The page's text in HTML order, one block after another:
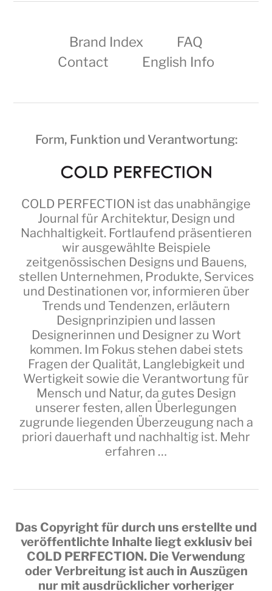
Brand Index
FAQ
Contact
English Info
Form, Funktion und Verantwortung:
COLD PERFECTION ist das unabhängige
Journal für Architektur, Design und
Nachhaltigkeit. Fortlaufend präsentieren
wir ausgewählte Beispiele
zeitgenössischen Designs und Bauens,
stellen Unternehmen, Produkte, Services
und Destinationen vor, informieren über
Trends und Tendenzen, erläutern
Designprinzipien und lassen
Designerinnen und Designer zu Wort
kommen. Im Fokus stehen dabei stets
Fragen der Qualität, Langlebigkeit und
Wertigkeit sowie die Verantwortung für
Mensch und Natur, da gutes Design
unserer festen, allen Überlegungen
zugrunde liegenden Überzeugung nach a
priori dauerhaft und nachhaltig ist. Mehr
erfahren …
Das Copyright für durch uns erstellte und
veröffentlichte Inhalte liegt exklusiv bei
COLD PERFECTION. Die Verwendung
oder Verbreitung ist auch in Auszügen
nur mit ausdrücklicher vorheriger